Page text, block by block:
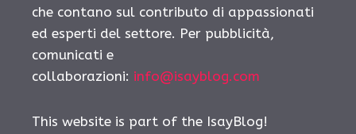
che contano sul contributo di appassionati
ed esperti del settore. Per pubblicità,
comunicati e
collaborazioni: info@isayblog.com
This website is part of the IsayBlog!